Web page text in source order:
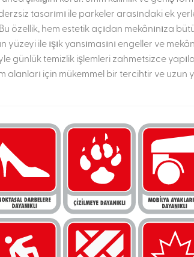
tasarımı ile parkeler arasındaki ek
özellik, hem estetik açıdan mekânınıza
yüzeyi ile ışık yansımasını engeller ve
günlük temizlik işlemleri zahmetsizce
alanları için mükemmel bir tercihtir ve uzun